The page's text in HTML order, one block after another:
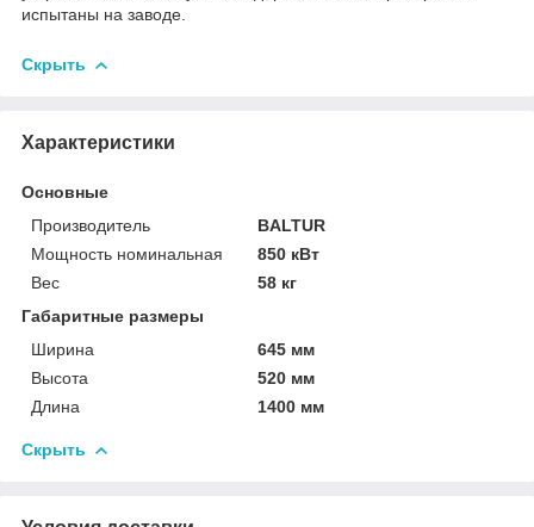
испытаны на заводе.
Скрыть
Характеристики
Основные
Производитель
BALTUR
Мощность номинальная
850 кВт
Вес
58 кг
Габаритные размеры
Ширина
645 мм
Высота
520 мм
Длина
1400 мм
Скрыть